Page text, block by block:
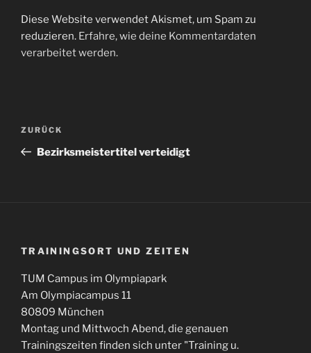
Diese Website verwendet Akismet, um Spam zu
reduzieren. Erfahre, wie deine Kommentardaten
verarbeitet werden.
Beitragsnavigation
Vorheriger
Beitrag
ZURÜCK
Bezirksmeistertitel verteidigt
TRAININGSORT UND ZEITEN
TUM Campus im Olympiapark
Am Olympiacampus 11
80809 München
Montag und Mittwoch Abend, die genauen
Trainingszeiten finden sich unter "Training u.